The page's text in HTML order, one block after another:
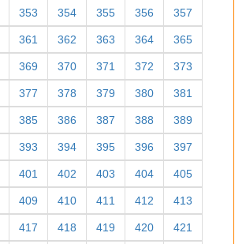
353 354 355 356 357
361 362 363 364 365
369 370 371 372 373
377 378 379 380 381
385 386 387 388 389
393 394 395 396 397
401 402 403 404 405
409 410 411 412 413
417 418 419 420 421